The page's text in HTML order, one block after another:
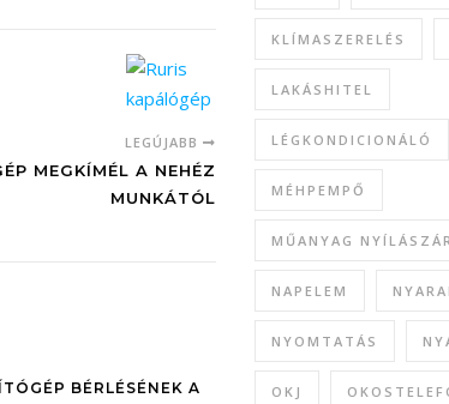
LEGÚJABB
MEGKÍMÉL A NEHÉZ
MUNKÁTÓL
BÉRLÉSÉNEK A
KLÍMASZERELÉS
LAKÁSHITEL
LÉGKONDICIONÁLÓ
MÉHPEMPŐ
MŰANYAG
NAPELEM
NYOMTATÁS
OKJ